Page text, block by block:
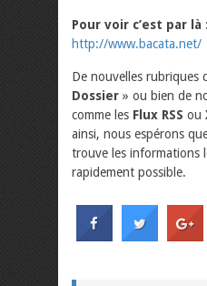
Pour voir c’est par là :
http://www.bacata.net/
De nouvelles rubriques
Dossier » ou bien de
comme les Flux RSS ou
ainsi, nous espérons
trouve les informations
rapidement possible.